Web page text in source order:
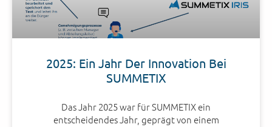
2025: Ein Jahr Der Innovation Bei
SUMMETIX
Das Jahr 2025 war für SUMMETIX ein
entscheidendes Jahr, geprägt von einem